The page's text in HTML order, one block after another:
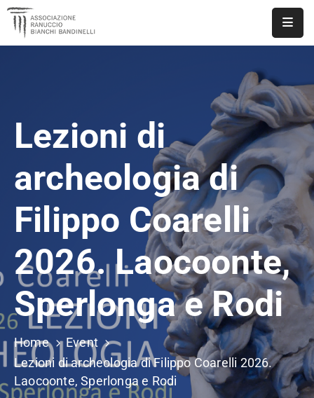
DOCUMENTI
PUBBLICAZIONI
CONTATTI
Lezioni di
archeologia di
Filippo Coarelli
2026. Laocoonte,
Sperlonga e Rodi
Home
Event
Lezioni di archeologia di Filippo Coarelli 2026.
Laocoonte, Sperlonga e Rodi